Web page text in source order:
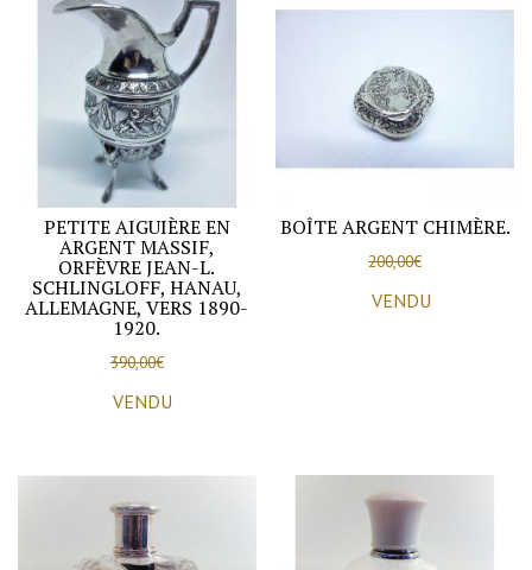
gravures,
Hollandais,
PETITE AIGUIÈRE EN
ARGENT MASSIF,
ORFÈVRE JEAN-L.
SCHLINGLOFF, HANAU,
ALLEMAGNE, VERS 1890-
1920.
390,00€
VENDU
BOÎTE ARGENT CHIMÈRE.
200,00€
VENDU